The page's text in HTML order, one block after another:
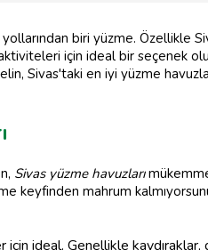
biri yüzme. Özellikle
için ideal bir seçenek
Sivas'taki en iyi yüzme
Sivas yüzme havuzları
keyfinden mahrum
için ideal. Genellikle